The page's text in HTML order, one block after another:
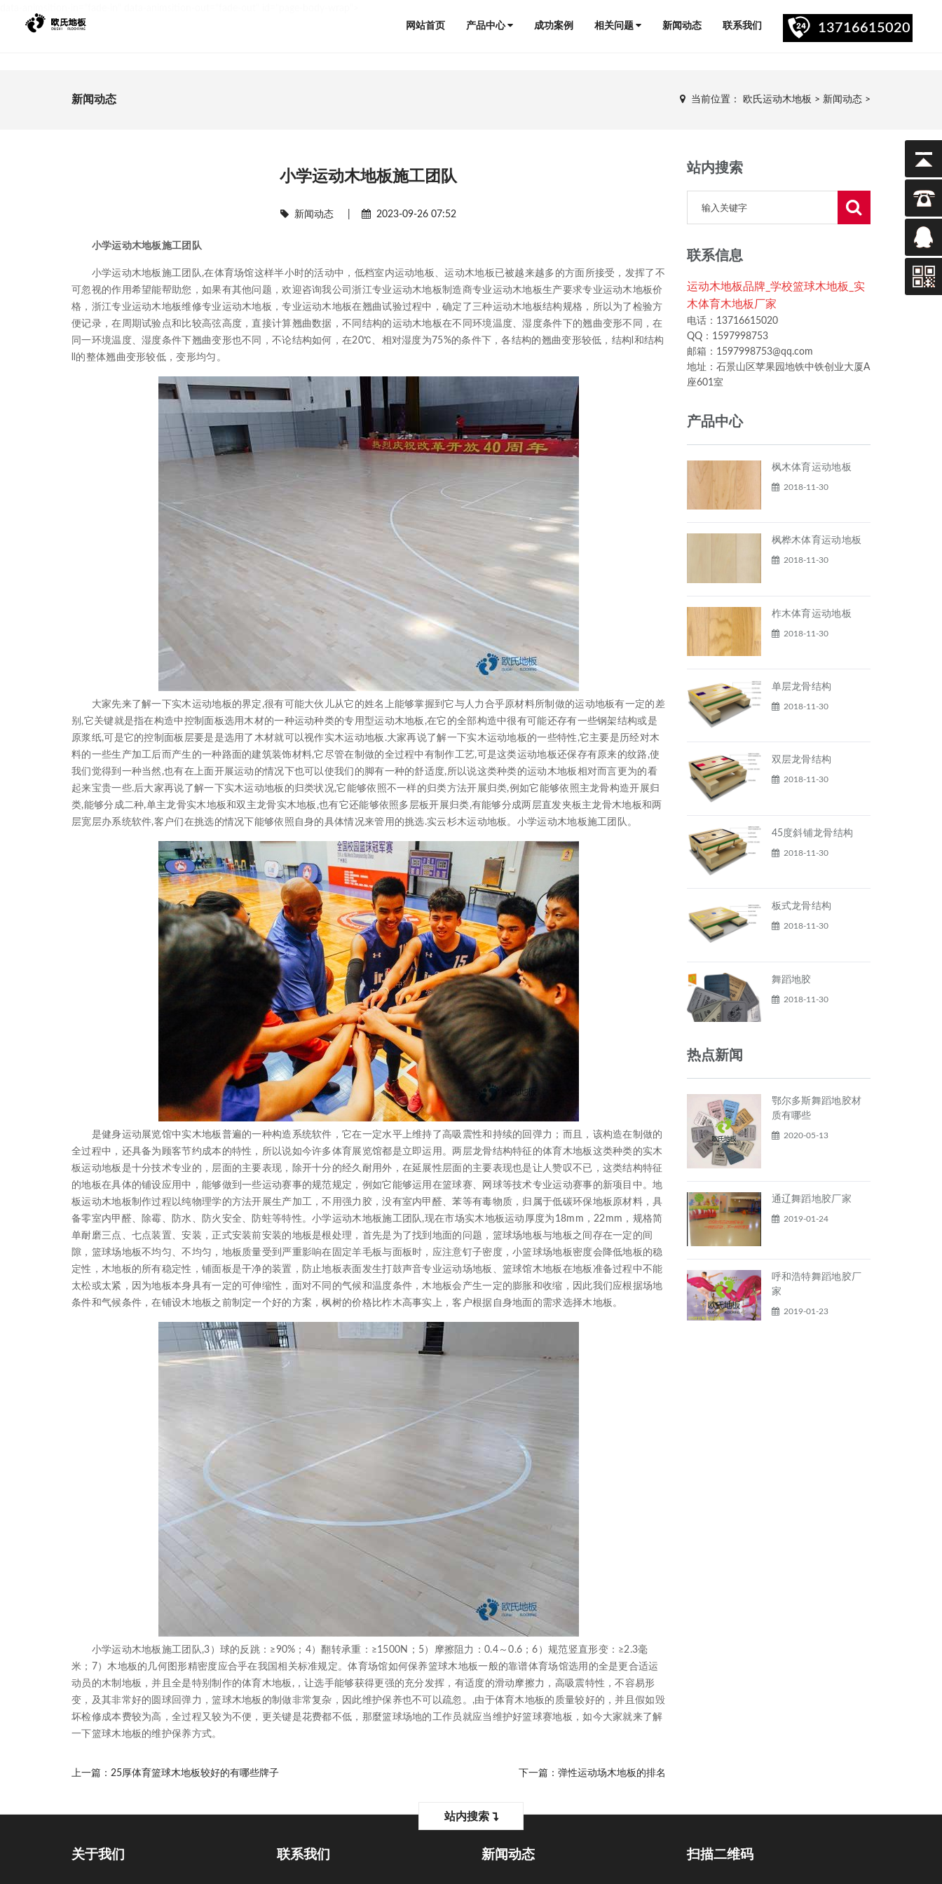
网站首页
产品中心 成功案例 相关问题 新闻动态 联系我们 13716615020
新闻动态 当前位置： 欧氏运动木地板 > 新闻动态 >
小学运动木地板施工团队
新闻动态 2023-09-26 07:52
小学运动木地板施工团队
小学运动木地板施工团队,在体育场馆这样半小时的活动中，低档室内运动地板、运动木地板已被越来越多的方面所接受，发挥了不
可忽视的作用希望能帮助您，如果有其他问题，欢迎咨询我公司浙江专业运动木地板制造商专业运动木地板生产要求专业运动木地板价
格，浙江专业运动木地板维修专业运动木地板，专业运动木地板在翘曲试验过程中，确定了三种运动木地板结构规格，所以为了检验方
便记录，在周期试验点和比较高弦高度，直接计算翘曲数据，不同结构的运动木地板在不同环境温度、湿度条件下的翘曲变形不同，在
同一环境温度、湿度条件下翘曲变形也不同，不论结构如何，在20℃、相对湿度为75%的条件下，各结构的翘曲变形较低，结构Ⅰ和结构
Ⅱ的整体翘曲变形较低，变形均匀。
大家先来了解一下实木运动地板的界定,很有可能大伙儿从它的姓名上能够掌握到它与人力合乎原材料所制做的运动地板有一定的差
别,它关键就是指在构造中控制面板选用木材的一种运动种类的专用型运动木地板,在它的全部构造中很有可能还存有一些钢架结构或是
原浆纸,可是它的控制面板层要是是选用了木材就可以视作实木运动地板.大家再说了解一下实木运动地板的一些特性,它主要是历经对木
料的一些生产加工后而产生的一种路面的建筑装饰材料,它尽管在制做的全过程中有制作工艺,可是这类运动地板还保存有原来的纹路,使
我们觉得到一种当然,也有在上面开展运动的情况下也可以使我们的脚有一种的舒适度,所以说这类种类的运动木地板相对而言更为的看
起来宝贵一些.后大家再说了解一下实木运动地板的归类状况,它能够依照不一样的归类方法开展归类,例如它能够依照主龙骨构造开展归
类,能够分成二种,单主龙骨实木地板和双主龙骨实木地板,也有它还能够依照多层板开展归类,有能够分成两层直发夹板主龙骨木地板和两
层宽层办系统软件,客户们在挑选的情况下能够依照自身的具体情况来管用的挑选.实云杉木运动地板。小学运动木地板施工团队。
是健身运动展览馆中实木地板普遍的一种构造系统软件，它在一定水平上维持了高吸震性和持续的回弹力；而且，该构造在制做的
全过程中，还具备为顾客节约成本的特性，所以说如今许多体育展览馆都是立即运用。两层龙骨结构特征的体育木地板这类种类的实木
板运动地板是十分技术专业的，层面的主要表现，除开十分的经久耐用外，在延展性层面的主要表现也是让人赞叹不已，这类结构特征
的地板在具体的铺设应用中，能够做到一些运动赛事的规范规定，例如它能够运用在篮球赛、网球等技术专业运动赛事的新项目中。地
板运动木地板制作过程以纯物理学的方法开展生产加工，不用强力胶，没有室内甲醛、苯等有毒物质，归属于低碳环保地板原材料，具
备零室内甲醛、除霉、防水、防火安全、防蛀等特性。小学运动木地板施工团队,现在市场实木地板运动厚度为18mm，22mm，规格简
单耐磨三点、七点装置、安装，正式安装前安装的地板是根处理，首先是为了找到地面的问题，篮球场地板与地板之间存在一定的间
隙，篮球场地板不均匀、不均匀，地板质量受到严重影响在固定羊毛板与面板时，应注意钉子密度，小篮球场地板密度会降低地板的稳
定性，木地板的所有稳定性，铺面板是干净的装置，防止地板表面发生打鼓声音专业运动场地板、篮球馆木地板在地板准备过程中不能
太松或太紧，因为地板本身具有一定的可伸缩性，面对不同的气候和温度条件，木地板会产生一定的膨胀和收缩，因此我们应根据场地
条件和气候条件，在铺设木地板之前制定一个好的方案，枫树的价格比柞木高事实上，客户根据自身地面的需求选择木地板。
小学运动木地板施工团队,3）球的反跳：≥90%；4）翻转承重：≥1500N；5）摩擦阻力：0.4～0.6；6）规范竖直形变：≥2.3毫
米；7）木地板的几何图形精密度应合乎在我国相关标准规定。体育场馆如何保养篮球木地板一般的靠谱体育场馆选用的全是更合适运
动员的木制地板，并且全是特别制作的体育木地板,，让选手能够获得更强的充分发挥，有适度的滑动摩擦力，高吸震特性，不容易形
变，及其非常好的圆球回弹力，篮球木地板的制做非常复杂，因此维护保养也不可以疏忽。,由于体育木地板的质量较好的，并且假如毁
坏检修成本费较为高，全过程又较为不便，更关键是花费都不低，那麼篮球场地的工作员就应当维护好篮球赛地板，如今大家就来了解
一下篮球木地板的维护保养方式。
上一篇： 25厚体育篮球木地板较好的有哪些牌子 下一篇： 弹性运动场木地板的排名
站内搜索
联系信息
运动木地板品牌_学校篮球木地板_实
木体育木地板厂家
电话：13716615020
QQ：1597998753
邮箱：1597998753@qq.com
地址：石景山区苹果园地铁中铁创业大厦A
座601室
产品中心
枫木体育运动地板
2018-11-30
枫桦木体育运动地板
2018-11-30
柞木体育运动地板
2018-11-30
单层龙骨结构
2018-11-30
双层龙骨结构
2018-11-30
45度斜铺龙骨结构
2018-11-30
板式龙骨结构
2018-11-30
舞蹈地胶
2018-11-30
热点新闻
鄂尔多斯舞蹈地胶材
质有哪些
2020-05-13
通辽舞蹈地胶厂家
2019-01-24
呼和浩特舞蹈地胶厂
家
2019-01-23
站内搜索
关于我们 联系我们 新闻动态 扫描二维码